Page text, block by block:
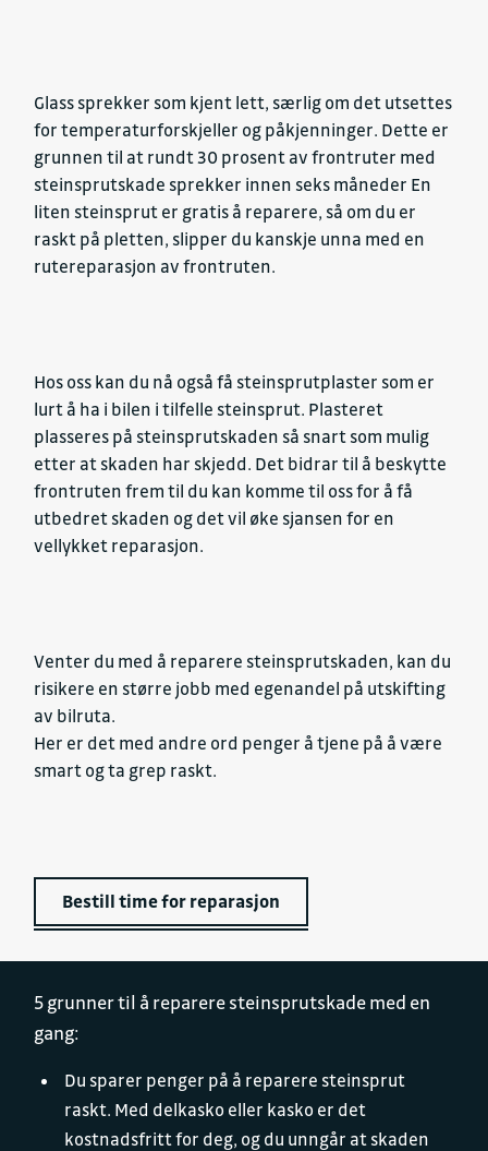
Glass sprekker som kjent lett, særlig om det utsettes
for temperaturforskjeller og påkjenninger. Dette er
grunnen til at rundt 30 prosent av frontruter med
steinsprutskade sprekker innen seks måneder En
liten steinsprut er gratis å reparere, så om du er
raskt på pletten, slipper du kanskje unna med en
rutereparasjon av frontruten.
Hos oss kan du nå også få steinsprutplaster som er
lurt å ha i bilen i tilfelle steinsprut. Plasteret
plasseres på steinsprutskaden så snart som mulig
etter at skaden har skjedd. Det bidrar til å beskytte
frontruten frem til du kan komme til oss for å få
utbedret skaden og det vil øke sjansen for en
vellykket reparasjon.
Venter du med å reparere steinsprutskaden, kan du
risikere en større jobb med egenandel på utskifting
av bilruta.
Her er det med andre ord penger å tjene på å være
smart og ta grep raskt.
Bestill time for reparasjon
5 grunner til å reparere steinsprutskade med en
gang:
Du sparer penger på å reparere steinsprut
raskt. Med delkasko eller kasko er det
kostnadsfritt for deg, og du unngår at skaden